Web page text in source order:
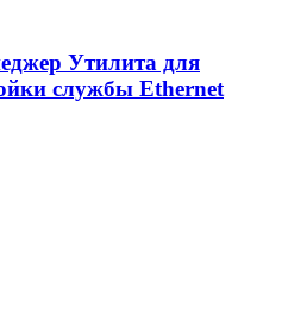
Утилита для
службы Ethernet